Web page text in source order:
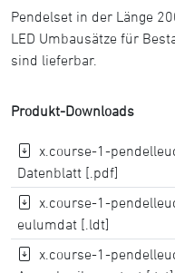
Pendelset in der Länge
LED Umbausätze für
sind lieferbar.
Produkt-Downloads
x.course-1-
Datenblatt [.pdf]
x.course-1-
eulumdat [.ldt]
x.course-1-